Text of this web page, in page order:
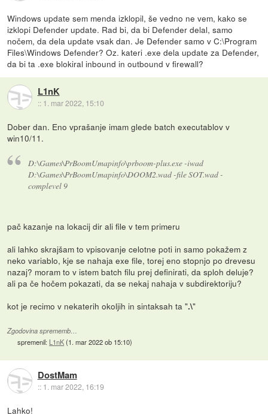
Windows update sem menda izklopil, še vedno ne vem, kako se
izklopi Defender update. Rad bi, da bi Defender delal, samo
nočem, da dela update vsak dan. Je Defender samo v C:\Program
Files\Windows Defender? Oz. kateri .exe dela update za Defender,
da bi ta .exe blokiral inbound in outbound v firewall?
L1nK
:: 1. mar 2022, 15:10
Dober dan. Eno vprašanje imam glede batch executablov v
win10/11.
D:\Games\PrBoomUmapinfo\prboom-plus.exe -iwad
D:\Games\PrBoomUmapinfo\DOOM2.wad -file SOT.wad -
complevel 9
pač kazanje na lokacij dir ali file v tem primeru
ali lahko skrajšam to vpisovanje celotne poti in samo pokažem z
neko variablo, kje se nahaja exe file, torej eno stopnjo po drevesu
nazaj? moram to v istem batch filu prej definirati, da sploh deluje?
ali pa če hočem pokazati, da se nekaj nahaja v subdirektoriju?
kot je recimo v nekaterih okoljih in sintaksah ta ".\"
Zgodovina sprememb…
spremenil: L1nK(1. mar 2022 ob 15:10)
DostMam
:: 1. mar 2022, 16:19
Lahko!